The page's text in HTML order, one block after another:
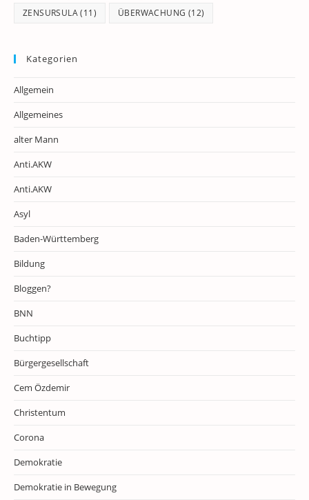
ZENSURSULA(11) ÜBERWACHUNG (12)
Kategorien
Allgemein
Allgemeines
alter Mann
Anti.AKW
Anti.AKW
Asyl
Baden-Württemberg
Bildung
Bloggen?
BNN
Buchtipp
Bürgergesellschaft
Cem Özdemir
Christentum
Corona
Demokratie
Demokratie in Bewegung